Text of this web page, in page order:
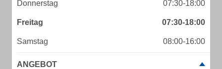
Donnerstag 07:30-18:00
Freitag 07:30-18:00
Samstag 08:00-16:00
ANGEBOT